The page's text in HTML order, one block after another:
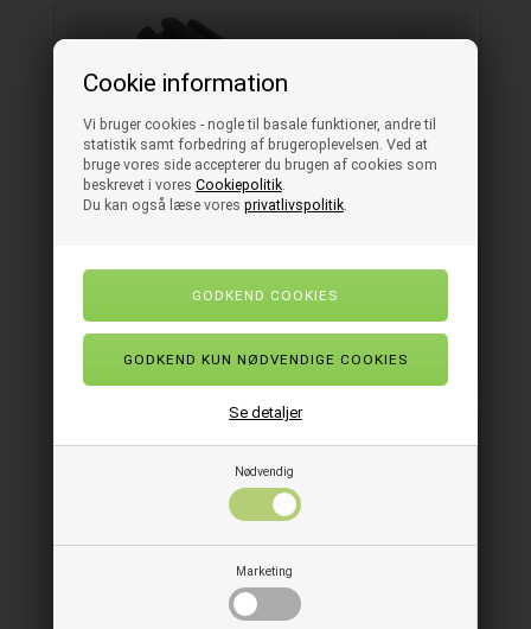
Cookie information
Vi bruger cookies - nogle til basale funktioner, andre til
statistik samt forbedring af brugeroplevelsen. Ved at
bruge vores side accepterer du brugen af cookies som
beskrevet i vores Cookiepolitik.
Du kan også læse vores privatlivspolitik.
Nødvendig
Marketing
Se detaljer
Gevind adapter til redskaber Vikan